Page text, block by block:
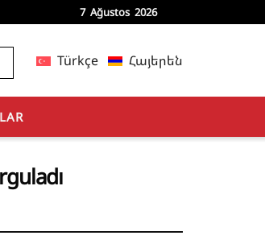
7 Ağustos 2026
Türkçe Հայերեն